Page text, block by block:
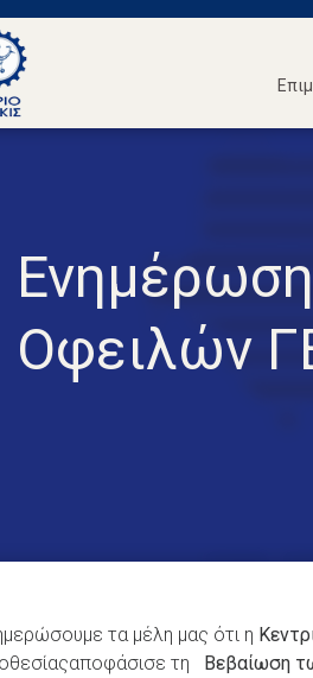
Οφειλών
τα μέλη μας ότι η
τη Βεβαίωση